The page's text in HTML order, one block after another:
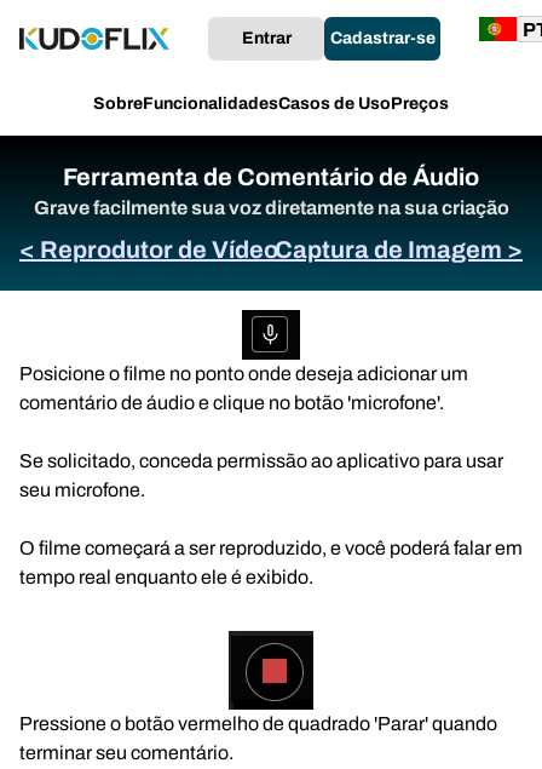
SobreFuncionalidadesCasos de UsoPreços
Entrar Cadastrar-se
Ferramenta de Comentário de Áudio
Grave facilmente sua voz diretamente na sua criação
< Reprodutor de VídeoCaptura de Imagem >
Posicione o filme no ponto onde deseja adicionar um
comentário de áudio e clique no botão 'microfone'.
Se solicitado, conceda permissão ao aplicativo para usar
seu microfone.
O filme começará a ser reproduzido, e você poderá falar em
tempo real enquanto ele é exibido.
Pressione o botão vermelho de quadrado 'Parar' quando
terminar seu comentário.